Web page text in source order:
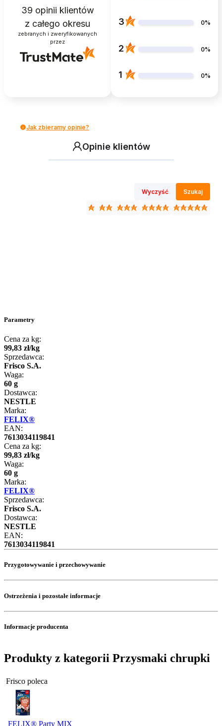
39 opinii klientów
z całego okresu
zebranych i zweryfikowanych
przez
3 0%
2 0%
1 0%
Jak zbieramy opinie?
Opinie klientów
Wyczyść Szukaj
Parametry
Cena za kg:
99,83 zł/kg
Sprzedawca:
Frisco S.A.
Waga:
60 g
Dostawca:
NESTLE
Marka:
FELIX®
EAN:
7613034119841
Cena za kg:
99,83 zł/kg
Waga:
60 g
Marka:
FELIX®
Sprzedawca:
Frisco S.A.
Dostawca:
NESTLE
EAN:
7613034119841
Przygotowywanie i przechowywanie
Ostrzeżenia i pozostałe informacje
Informacje producenta
Produkty z kategorii Przysmaki chrupki
Frisco poleca
FELIX® Party MIX